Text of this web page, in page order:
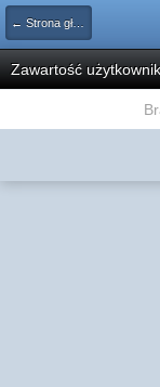
← Strona główna
Zawartość